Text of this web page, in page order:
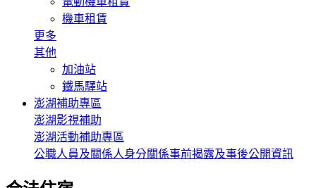
機車租賃
更多
其他
加油站
鐵馬驛站
澎湖補助專區
澎湖影視補助
澎湖活動補助專區
公職人員及關係人身分關係事前揭露及事後公開資訊